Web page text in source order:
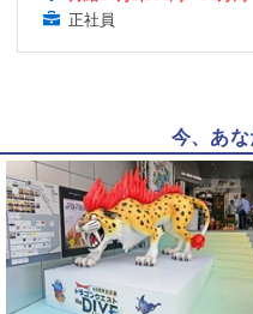
正社員
今、あ